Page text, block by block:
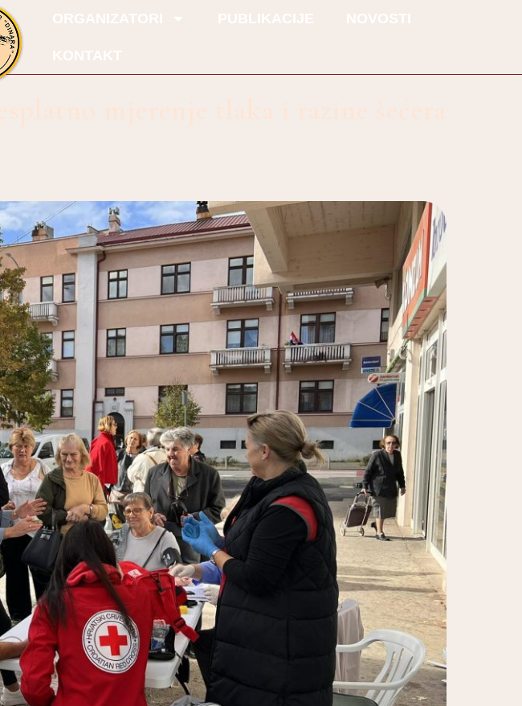
ORGANIZATORI PUBLIKACIJE NOVOSTI
KONTAKT